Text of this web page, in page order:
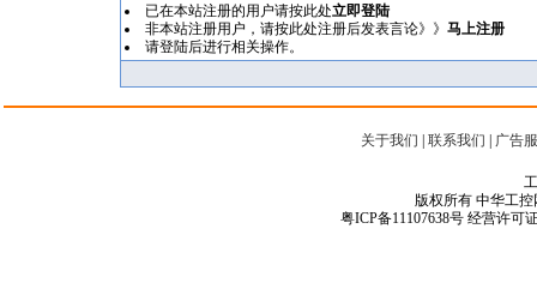
已在本站注册的用户请按此处立即登陆
非本站注册用户，请按此处注册后发表言论》》 马上注册
请登陆后进行相关操作。
关于我们 联系我们 广告
版权所有 中华工控
粤ICP备11107638号 经营许可